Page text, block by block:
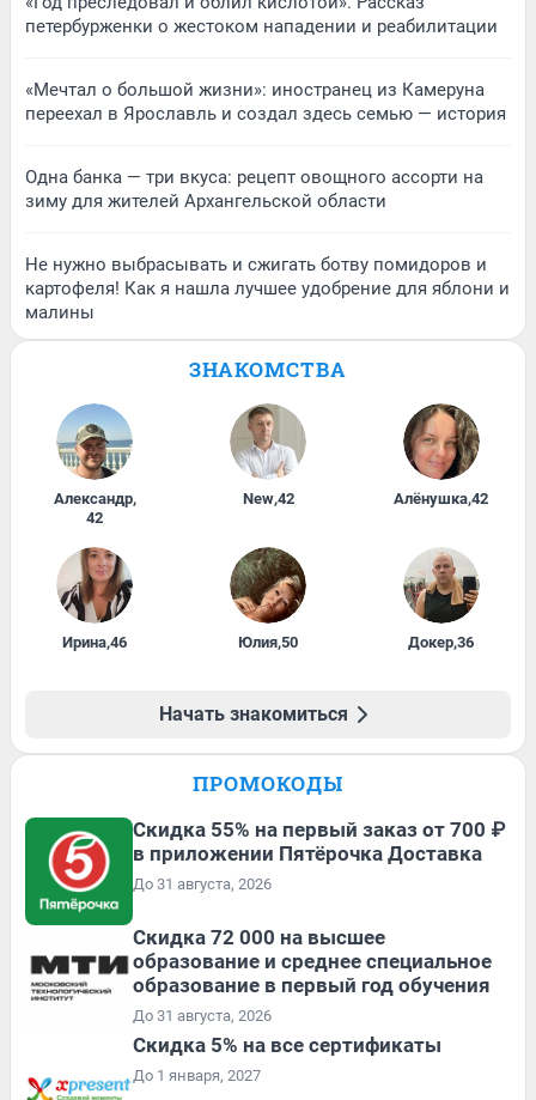
петербурженки о жестоком нападении и реабилитации
«Мечтал о большой жизни»: иностранец из Камеруна
переехал в Ярославль и создал здесь семью — история
Одна банка — три вкуса: рецепт овощного ассорти на
зиму для жителей Архангельской области
Не нужно выбрасывать и сжигать ботву помидоров и
картофеля! Как я нашла лучшее удобрение для яблони и
малины
ЗНАКОМСТВА
Александр,
42
New,42 Алёнушка,42
Ирина,46 Юлия,50 Докер,36
Начать знакомиться
ПРОМОКОДЫ
Скидка 55% на первый заказ от 700 ₽
в приложении Пятёрочка Доставка
До 31 августа, 2026
Скидка 72 000 на высшее
образование и среднее специальное
образование в первый год обучения
До 31 августа, 2026
Скидка 5% на все сертификаты
До 1 января, 2027